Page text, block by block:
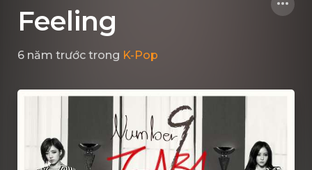
Feeling
6 năm trước trong K-Pop